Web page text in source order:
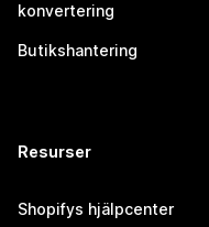
konvertering
Butikshantering
Resurser
Shopifys hjälpcenter